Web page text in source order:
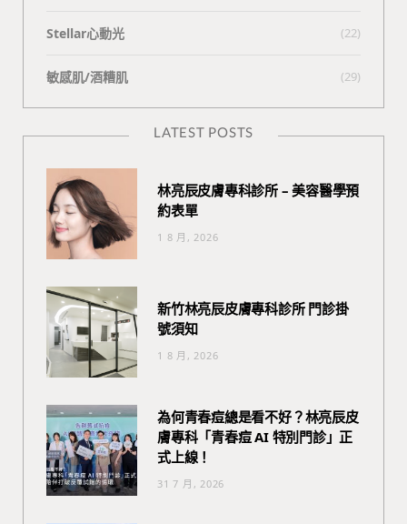
Stellar心動光 (22)
敏感肌/酒糟肌 (29)
LATEST POSTS
林亮辰皮膚專科診所 – 美容醫學預
約表單
1 8 月, 2026
新竹林亮辰皮膚專科診所 門診掛
號須知
1 8 月, 2026
為何青春痘總是看不好？林亮辰皮
膚專科「青春痘 AI 特別門診」正
式上線！
31 7 月, 2026